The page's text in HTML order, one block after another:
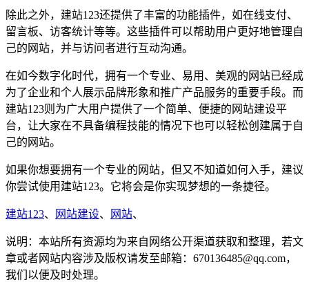
除此之外，建站123还提供了丰富的功能插件，如在线支付、
留言板、访客统计等等。这些插件可以帮助用户更好地管理自
己的网站，并与访问者进行互动沟通。
在如今数字化时代，拥有一个专业、易用、美观的网站已经成
为了企业和个人展示品牌形象和推广产品服务的重要手段。而
建站123则为广大用户提供了一个简单、便捷的网站建设平
台，让大家在不具备编程技能的情况下也可以轻松创建属于自
己的网站。
如果你想要拥有一个专业的网站，但又不知道如何入手，建议
你尝试使用建站123。它将会是你实现梦想的一条捷径。
建站123、 网站建设、 网站、
说明：本站所有资源均为来自网络公开渠道获取和整理，若文
章或者网站内容涉及版权请发至邮箱：670136485@qq.com，
我们以便及时处理。